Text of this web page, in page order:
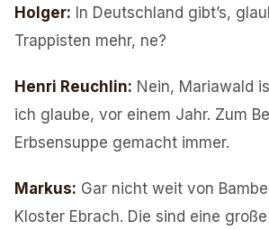
Holger: In Deutschland gibt’s,
Trappisten mehr, ne?
Henri Reuchlin: Nein, Mariawald
ich glaube, vor einem Jahr. Zum
Erbsensuppe gemacht immer.
Markus: Gar nicht weit von
Kloster Ebrach. Die sind eine